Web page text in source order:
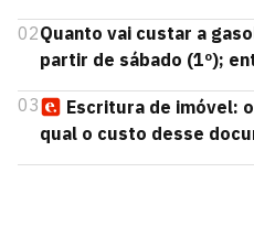
02Quanto vai custar a
partir de sábado (1º);
03
Escritura de imóvel:
qual o custo desse